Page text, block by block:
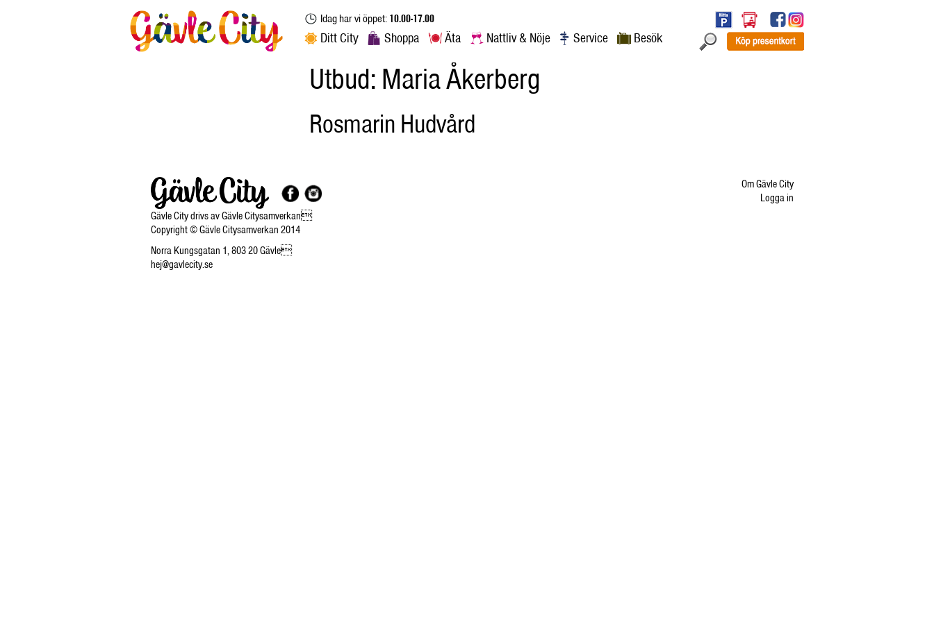
Idag har vi öppet:10.00-17.00
Ditt City Shoppa Äta Nattliv & Nöje Service Besök
Utbud: Maria Åkerberg
Rosmarin Hudvård
Gävle City drivs av Gävle Citysamverkan
Copyright © Gävle Citysamverkan 2014
Norra Kungsgatan 1, 803 20 Gävle
hej@gavlecity.se
Om Gävle City
Logga in